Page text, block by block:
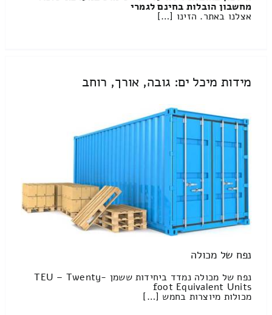
מחשבון הובלות בחינם לגמרי
אצלנו באתר. הזינו […]
מידות מיכל ים: גובה, אורך, רוחב
נפח של מכולה
נפח של מכולה נמדד ביחידות ששמן TEU – Twenty-
foot Equivalent Units
מכולות מיוצרות בחמש […]